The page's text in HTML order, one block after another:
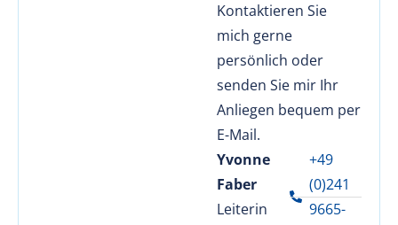
Kontaktieren Sie
mich gerne
persönlich oder
senden Sie mir Ihr
Anliegen bequem per
E-Mail.
Yvonne
Faber
Leiterin
+49
(0)241
9665-